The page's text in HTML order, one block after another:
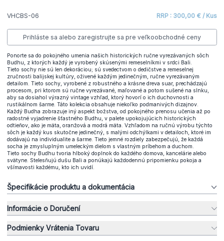
VHCBS-06 RRP : 300,00 € / Kus
Prihláste sa alebo zaregistrujte sa pre veľkoobchodné ceny
Ponorte sa do pokojného umenia našich historických ručne vyrezávaných sôch
Budhu, z ktorých každý je vyrobený skúsenými remeselníkmi v srdci Bali.
Tieto sochy nie sú len dekoráciou; sú svedectvom o dedičstve a remeselnej
zručnosti balijskej kultúry, oživené každým jedinečným, ručne vyrezávaným
detailom. Tieto sochy, vyrobené z robustného a krásne dreva suar, prechádzajú
procesom, pri ktorom sú ručne vyrezávané, maľované a potom sušené na slnku,
aby sa dosiahol výrazný vintage vzhľad, ktorý hovorí o ich duchovnosti a
rustikálnom šarme. Táto kolekcia obsahuje niekoľko podmanivých dizajnov.
Každý Budha zobrazuje iný aspekt božstva, od pokojného prenosu učenia až po
radostné vyjadrenie šťastného Budhu, v palete upokojujúcich historických
odtieňov, ako je mäta, oranžová a modrá mäta. Vzhľadom na ručnú výrobu týchto
sôch je každý kus skutočne jedinečný, s malými odchýlkami v detailoch, ktoré im
dodávajú na individualite a šarme. Tieto jemné rozdiely zabezpečujú, že každá
socha je zmysluplným umeleckým dielom s vlastným príbehom a duchom.
Tieto sochy Budhu tvoria hlboký doplnok do každého domova, kancelárie alebo
svätyne. Stelesňujú dušu Bali a ponúkajú každodennú pripomienku pokoja a
všímavosti každému, kto ich uvidí.
Špecifikácie produktu a dokumentácia
Informácie o Doručení
Podmienky Vrátenia Tovaru